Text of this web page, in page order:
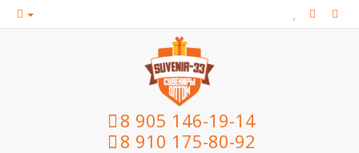
8 905 146-19-14
8 910 175-80-92